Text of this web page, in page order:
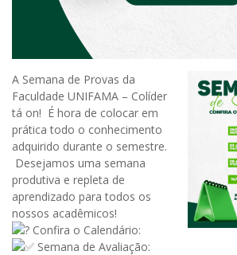
A Semana de Provas da
Faculdade UNIFAMA – Colíder
tá on! É hora de colocar em
prática todo o conhecimento
adquirido durante o semestre.
Desejamos uma semana
produtiva e repleta de
aprendizado para todos os
nossos acadêmicos!
Confira o Calendário:
Semana de Avaliação: